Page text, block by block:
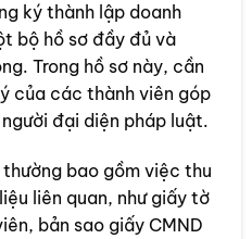
ký thành lập doanh
bộ hồ sơ đầy đủ và
Trong hồ sơ này, cần
của các thành viên góp
đại diện pháp luật.
bao gồm việc thu
liên quan, như giấy tờ
bản sao giấy CMND